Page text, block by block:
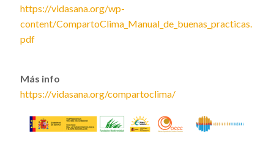
https://vidasana.org/wp-
content/CompartoClima_Manual_de_buenas_practicas.
pdf
Más info
https://vidasana.org/compartoclima/